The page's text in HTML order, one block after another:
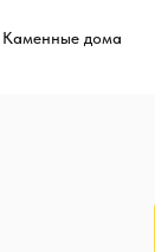
Каменные дома